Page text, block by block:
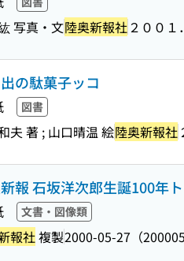
写真・文陸奥新報社 ２００１
の駄菓子ッコ
図書
夫 著 ; 山口晴温 絵陸奥新報社
報 石坂洋次郎生誕100年
文書・図像類
報社複製2000-05-27（